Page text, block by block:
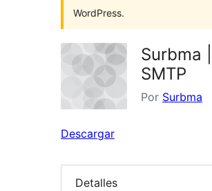
WordPress.
Surbma |
SMTP
Por Surbma
Descargar
Detalles